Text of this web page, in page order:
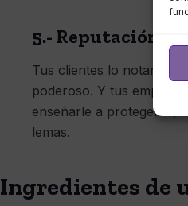
5.- Reputación y
Tus clientes lo notan.
poderoso. Y tus
enseñarle a protegerse)
lemas.
Ingredientes de